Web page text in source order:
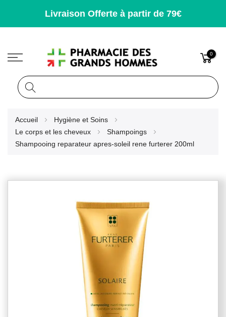
Livraison Offerte à partir de 79€
0
Accueil
Hygiène et Soins
Le corps et les cheveux
Shampoings
Shampooing reparateur apres-soleil rene furterer 200ml